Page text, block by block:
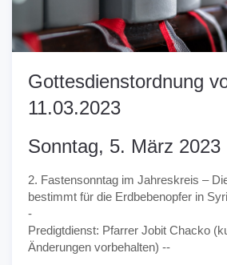
Gottesdienstordnung
11.03.2023
Sonntag, 5. März 2023
2. Fastensonntag im Jahreskreis –
bestimmt für die Erdbebenopfer in
-
Predigtdienst: Pfarrer Jobit Chacko
Änderungen vorbehalten) --